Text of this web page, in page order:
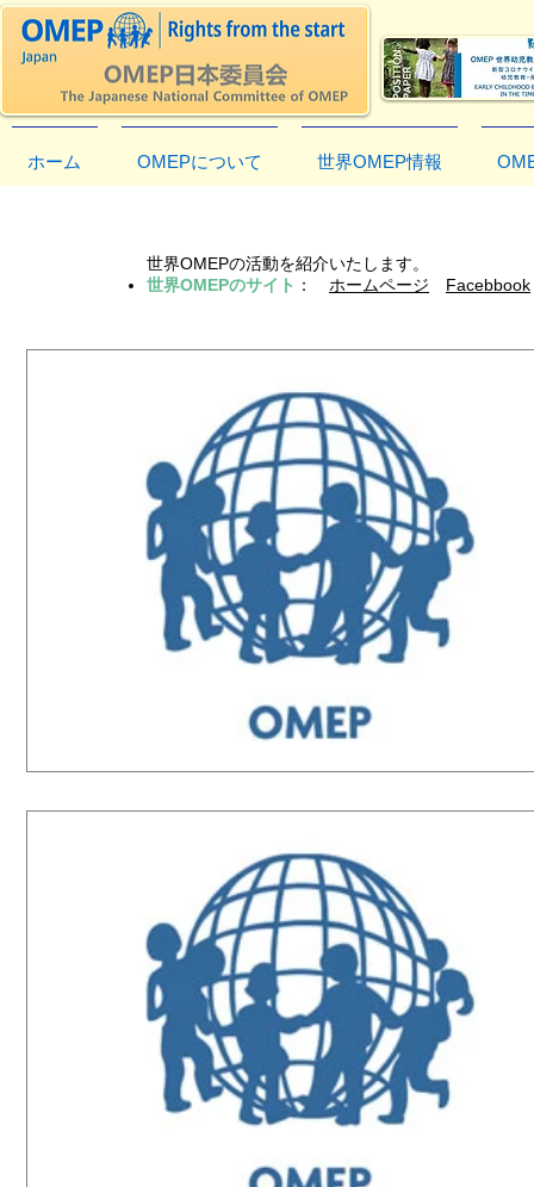
ホーム OMEPについて 世界OMEP情報
世界OMEPの活動を紹介いたします。
世界OMEPのサイト ： ホームページ Facebbook